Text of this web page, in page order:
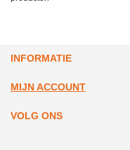
INFORMATIE
MIJN ACCOUNT
VOLG ONS